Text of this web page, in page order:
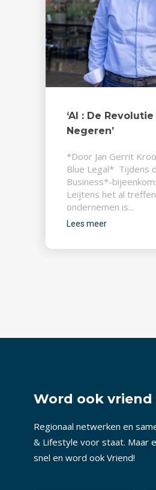
‘AI : De
Negeren’
*Door Jan Gerrit
Blue Legal* Tijdens de laatste *Breda in
Business*-
Leijtens het al
ondernemen is...
Lees meer
Word ook vriend
Regionaal netwerken en
& Lifestyle voor staat. Maar
snel en word ook Vriend!